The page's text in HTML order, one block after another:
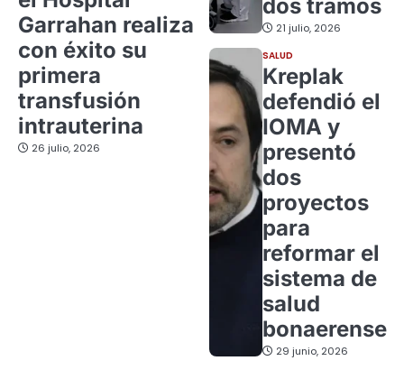
Garrahan realiza
con éxito su
primera
transfusión
intrauterina
26 julio, 2026
dos tramos
21 julio, 2026
SALUD
Kreplak
defendió el
IOMA y
presentó
dos
proyectos
para
reformar el
sistema de
salud
bonaerense
29 junio, 2026